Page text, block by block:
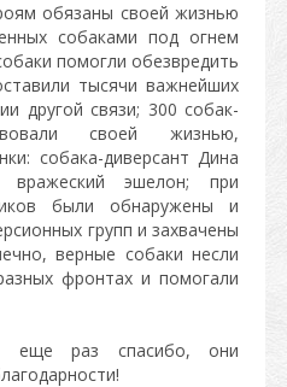
обязаны своей жизнью
собаками под огнем
помогли обезвредить
тысячи важнейших
другой связи; 300 собак-
своей жизнью,
собака-диверсант Дина
вражеский эшелон; при
были обнаружены и
групп и захвачены
верные собаки несли
фронтах и помогали
еще раз спасибо, они